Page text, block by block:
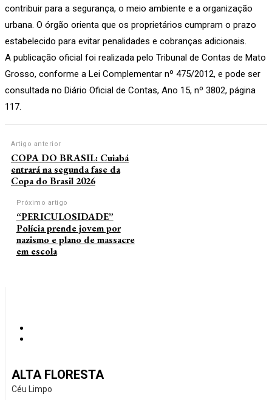
contribuir para a segurança, o meio ambiente e a organização
urbana. O órgão orienta que os proprietários cumpram o prazo
estabelecido para evitar penalidades e cobranças adicionais.
A publicação oficial foi realizada pelo Tribunal de Contas de Mato
Grosso, conforme a Lei Complementar nº 475/2012, e pode ser
consultada no Diário Oficial de Contas, Ano 15, nº 3802, página
117.
Artigo anterior
COPA DO BRASIL: Cuiabá
entrará na segunda fase da
Copa do Brasil 2026
Próximo artigo
“PERICULOSIDADE”
Polícia prende jovem por
nazismo e plano de massacre
em escola
ALTA FLORESTA
Céu Limpo